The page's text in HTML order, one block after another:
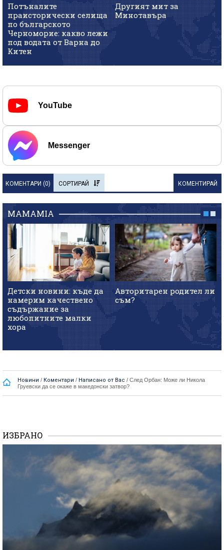
Потъналите
праисторически селища
по българското
Черноморие: какво лежи
под водата от Варна до
Китен
Другият мит за
Минотавъра
YouTube
Messenger
КОМЕНТАРИ (0) СОРТИРАЙ КОМЕНТИРАЙ
MAMAMIA
Детски новини: къде да
намерим качествено
съдържание за
любопитните малки
хора
Авторитарен родител ли
съм?
Новини / Коментари / Написано от Вас / След Орбан: Може ли Никола
Груевски да се окаже в македонски затвор?
ИЗБРАНО